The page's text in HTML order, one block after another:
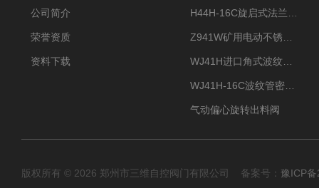
公司简介
荣誉资质
资料下载
气动偏心旋转出料阀
版权所有 © 2026 郑州市三维自控阀门有限公司 备案号： 豫ICP